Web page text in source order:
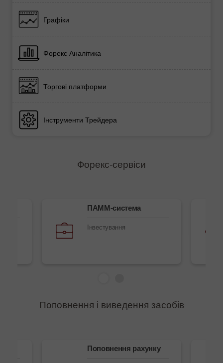
Графіки
Форекс Аналітика
Торгові платформи
Інструменти Трейдера
Форекс-сервіси
ПАММ-система
Інвестування
Поповнення і виведення засобів
Поповнення рахунку